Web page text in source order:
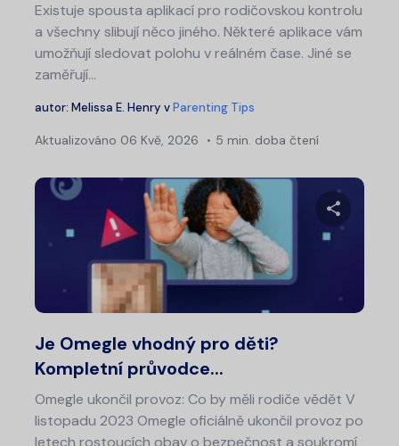
Existuje spousta aplikací pro rodičovskou kontrolu
a všechny slibují něco jiného. Některé aplikace vám
umožňují sledovat polohu v reálném čase. Jiné se
zaměřují…
autor: Melissa E. Henry vParenting Tips
Aktualizováno 06 Kvě, 2026 5 min. doba čtení
Je Omegle vhodný pro děti?
Kompletní průvodce...
Omegle ukončil provoz: Co by měli rodiče vědět V
listopadu 2023 Omegle oficiálně ukončil provoz po
letech rostoucích obav o bezpečnost a soukromí